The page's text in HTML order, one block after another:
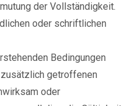
der Vollständigkeit.
oder schriftlichen
Bedingungen
getroffenen
oder